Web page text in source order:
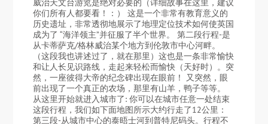
威治天文台游览是绝对必要的（详细故事在这里，建议
你们所有人都要看！：） 这是一个非常有教育意义的
历史遗址，非常透彻地展示了地理定位技术如何使英国
成为了 “海洋领主”并征服了半个世界。 第二段行程-是
从卡蒂萨克/格林威治某个地方到伦敦市中心河畔。
（这段我也讲述过了，就在那里）这也是一条非常愉快
和让人长见识路线，走起来轻松而愉快（天好时）。突
然，一座彼得大帝的纪念碑出现在眼前！ 又突然，眼
前出现了一个真正的农场，那里有山羊，鸭子等等。
从这里开始就进入城市了: 你可以在城市任意一处结束
这段行程，我们如下面地图所示大约行走了12公里：
第三段-从城市中心的泰晤士河到普特尼码头。行程不